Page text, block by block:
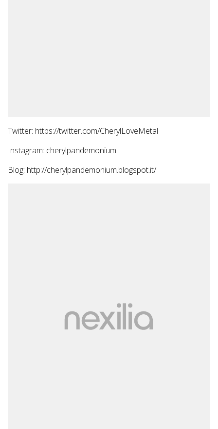
Twitter: https://twitter.com/CherylLoveMetal
Instagram: cherylpandemonium
Blog: http://cherylpandemonium.blogspot.it/